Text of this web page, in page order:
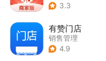
3.3
有赞门店
销售管理
4.9